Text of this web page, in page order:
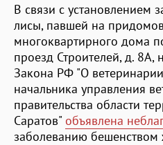
В связи с установлением
лисы, павшей на
многоквартирного дома
проезд Строителей, д. 8А,
Закона РФ "О
начальника управления
правительства области
Саратов" объявлена
заболеванию бешенством